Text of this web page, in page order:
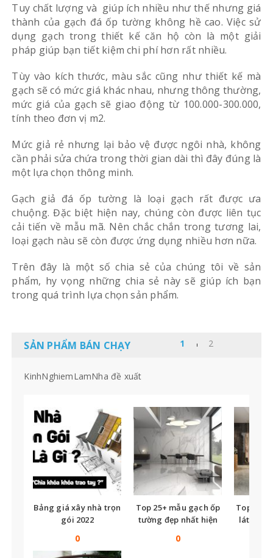
Tuy chất lượng và giúp ích nhiều như thế nhưng giá
thành của gạch đá ốp tường không hề cao. Việc sử
dụng gạch trong thiết kế căn hộ còn là một giải
pháp giúp bạn tiết kiệm chi phí hơn rất nhiều.
Tùy vào kích thước, màu sắc cũng như thiết kế mà
gạch sẽ có mức giá khác nhau, nhưng thông thường,
mức giá của gạch sẽ giao động từ 100.000-300.000,
tính theo đơn vị m2.
Mức giả rẻ nhưng lại bảo vệ được ngôi nhà, không
cần phải sửa chứa trong thời gian dài thì đây đúng là
một lựa chọn thông minh.
Gạch giả đá ốp tường là loại gạch rất được ưa
chuộng. Đặc biệt hiện nay, chúng còn được liên tục
cải tiến về mẫu mã. Nên chắc chắn trong tương lai,
loại gạch nàu sẽ còn được ứng dụng nhiều hơn nữa.
Trên đây là một số chia sẻ của chúng tôi về sản
phẩm, hy vọng những chia sẻ này sẽ giúp ích bạn
trong quá trình lựa chọn sản phẩm.
SẢN PHẨM BÁN CHẠY
KinhNghiemLamNha đề xuất
Bảng giá xây nhà trọn
gói 2022
0
Top 25+ mẫu gạch ốp
tường đẹp nhất hiện
0
Top
lát nền